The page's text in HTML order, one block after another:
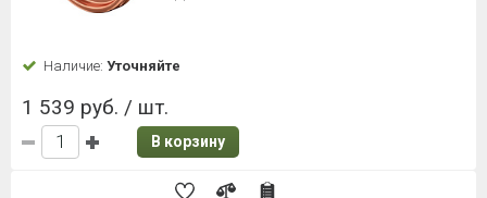
Наличие: Уточняйте
1 539 руб. / шт.
В корзину